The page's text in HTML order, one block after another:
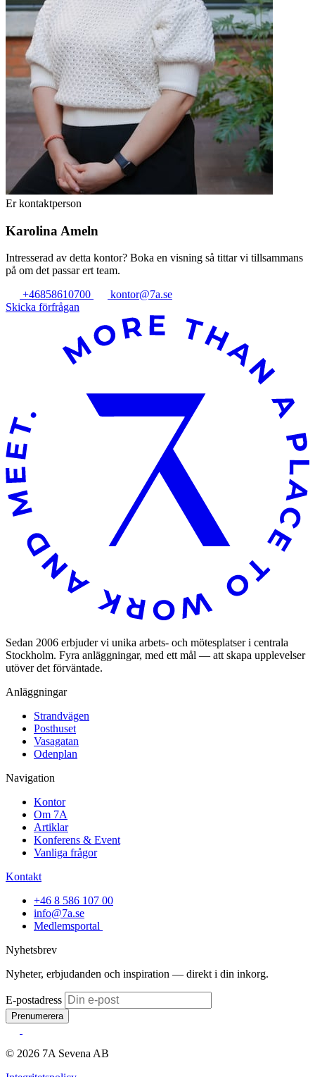
Er kontaktperson
Karolina Ameln
Intresserad av detta kontor? Boka en visning så tittar vi tillsammans
på om det passar ert team.
+46858610700
kontor@7a.se
Skicka förfrågan
Sedan 2006 erbjuder vi unika arbets- och mötesplatser i centrala
Stockholm. Fyra anläggningar, med ett mål — att skapa upplevelser
utöver det förväntade.
Anläggningar
Strandvägen
Posthuset
Vasagatan
Odenplan
Navigation
Kontor
Om 7A
Artiklar
Konferens & Event
Vanliga frågor
Kontakt
+46 8 586 107 00
info@7a.se
Medlemsportal
Nyhetsbrev
Nyheter, erbjudanden och inspiration — direkt i din inkorg.
E-postadress
Prenumerera
© 2026 7A Sevena AB